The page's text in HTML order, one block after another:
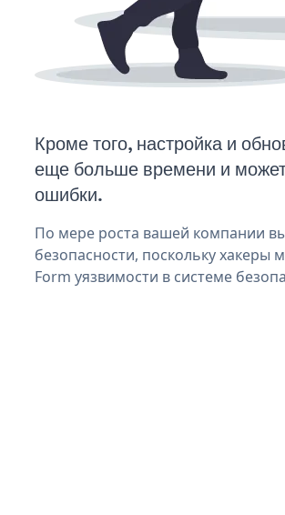
Кроме того, настройка и
еще больше времени и
ошибки.
По мере роста вашей компании
безопасности, поскольку хакеры
Form уязвимости в системе